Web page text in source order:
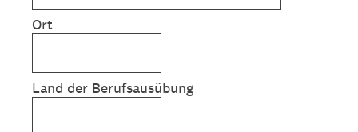
Ort
Land der Berufsausübung